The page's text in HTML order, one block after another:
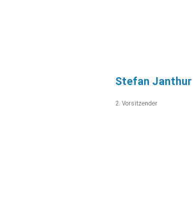
Stefan Janthur
2. Vorsitzender